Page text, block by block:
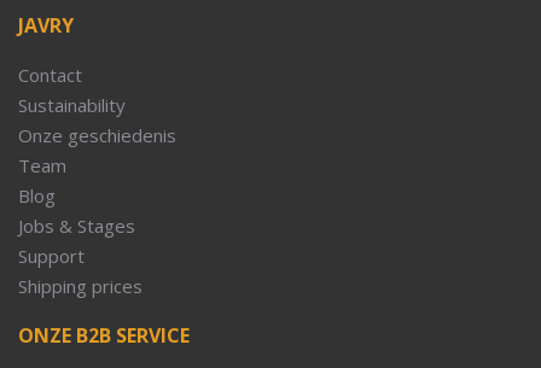
JAVRY
Contact
Sustainability
Onze geschiedenis
Team
Blog
Jobs & Stages
Support
Shipping prices
ONZE B2B SERVICE